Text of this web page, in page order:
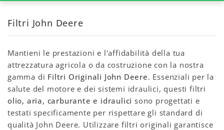
Filtri John Deere
Mantieni le prestazioni e l'affidabilità della tua
attrezzatura agricola o da costruzione con la nostra
gamma di Filtri Originali John Deere. Essenziali per la
salute del motore e dei sistemi idraulici, questi filtri
olio, aria, carburante e idraulici sono progettati e
testati specificamente per rispettare gli standard di
qualità John Deere. Utilizzare filtri originali garantisce